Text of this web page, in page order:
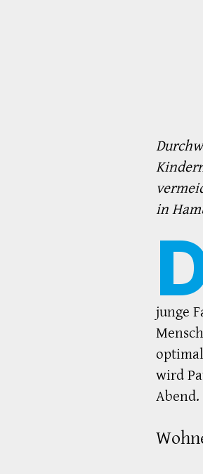
in
junge
wird
Abend.